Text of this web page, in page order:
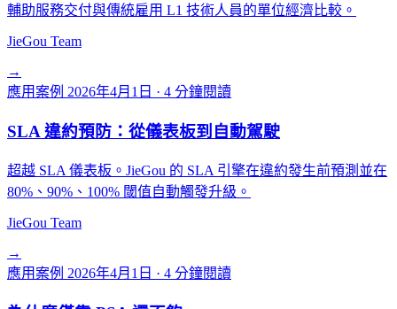
輔助服務交付與傳統雇用 L1 技術人員的單位經濟比較。
JieGou Team
→
應用案例 2026年4月1日 · 4 分鐘閱讀
SLA 違約預防：從儀表板到自動駕駛
超越 SLA 儀表板。JieGou 的 SLA 引擎在違約發生前預測並在
80%、90%、100% 閾值自動觸發升級。
JieGou Team
→
應用案例 2026年4月1日 · 4 分鐘閱讀